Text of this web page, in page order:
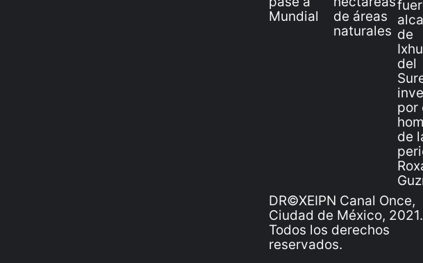
DR©XEIPN Canal Once,
Ciudad de México, 2021.
Todos los derechos
reservados.